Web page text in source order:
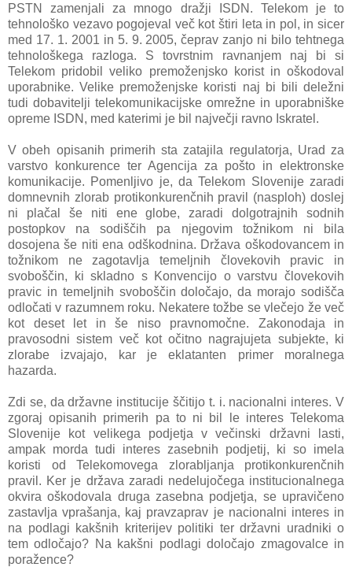
PSTN zamenjali za mnogo dražji ISDN. Telekom je to
tehnološko vezavo pogojeval več kot štiri leta in pol, in sicer
med 17. 1. 2001 in 5. 9. 2005, čeprav zanjo ni bilo tehtnega
tehnološkega razloga. S tovrstnim ravnanjem naj bi si
Telekom pridobil veliko premoženjsko korist in oškodoval
uporabnike. Velike premoženjske koristi naj bi bili deležni
tudi dobavitelji telekomunikacijske omrežne in uporabniške
opreme ISDN, med katerimi je bil največji ravno Iskratel.
V obeh opisanih primerih sta zatajila regulatorja, Urad za
varstvo konkurence ter Agencija za pošto in elektronske
komunikacije. Pomenljivo je, da Telekom Slovenije zaradi
domnevnih zlorab protikonkurenčnih pravil (nasploh) doslej
ni plačal še niti ene globe, zaradi dolgotrajnih sodnih
postopkov na sodiščih pa njegovim tožnikom ni bila
dosojena še niti ena odškodnina. Država oškodovancem in
tožnikom ne zagotavlja temeljnih človekovih pravic in
svoboščin, ki skladno s Konvencijo o varstvu človekovih
pravic in temeljnih svoboščin določajo, da morajo sodišča
odločati v razumnem roku. Nekatere tožbe se vlečejo že več
kot deset let in še niso pravnomočne. Zakonodaja in
pravosodni sistem več kot očitno nagrajujeta subjekte, ki
zlorabe izvajajo, kar je eklatanten primer moralnega
hazarda.
Zdi se, da državne institucije ščitijo t. i. nacionalni interes. V
zgoraj opisanih primerih pa to ni bil le interes Telekoma
Slovenije kot velikega podjetja v večinski državni lasti,
ampak morda tudi interes zasebnih podjetij, ki so imela
koristi od Telekomovega zlorabljanja protikonkurenčnih
pravil. Ker je država zaradi nedelujočega institucionalnega
okvira oškodovala druga zasebna podjetja, se upravičeno
zastavlja vprašanja, kaj pravzaprav je nacionalni interes in
na podlagi kakšnih kriterijev politiki ter državni uradniki o
tem odločajo? Na kakšni podlagi določajo zmagovalce in
poražence?